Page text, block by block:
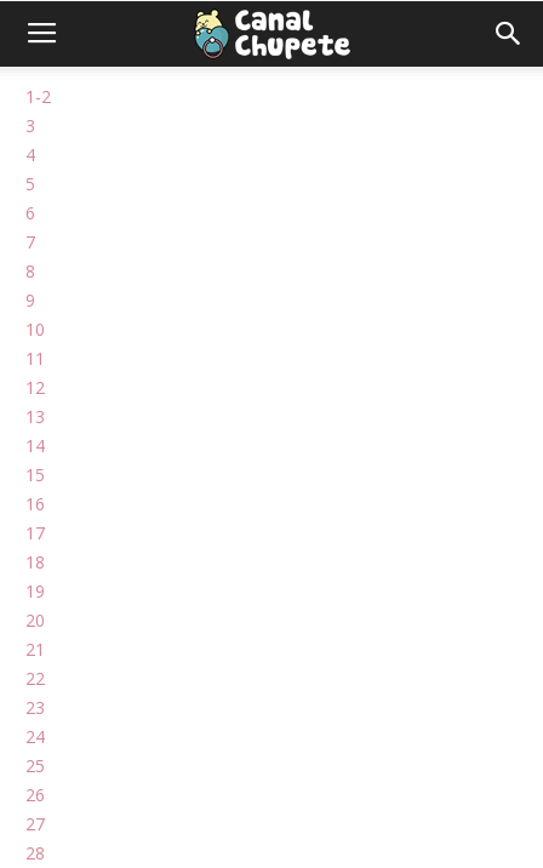
1-2
3
4
5
6
7
8
9
10
11
12
13
14
15
16
17
18
19
20
21
22
23
24
25
26
27
28